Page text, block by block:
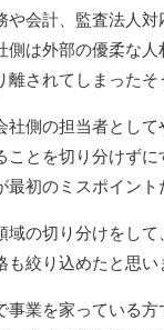
や会計、監査法人対
側は外部の優柔な人
されてしまったそ
社側の担当者とし
ことを切り分けずに
初のミスポイント
域の切り分けをし
絞り込めたと思い
事業を家っている